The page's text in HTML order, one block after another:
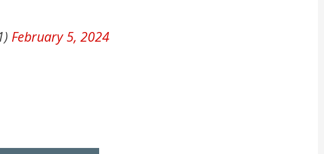
February 5, 2024